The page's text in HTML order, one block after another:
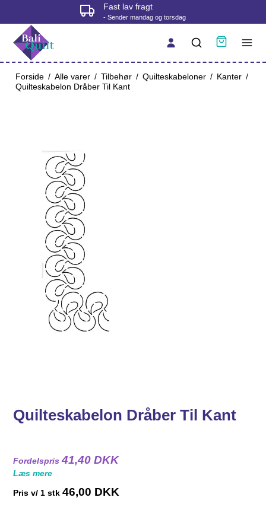
Fast lav fragt
- Sender mandag og torsdag
Forside / Alle varer / Tilbehør / Quilteskabeloner / Kanter /
Quilteskabelon Dråber Til Kant
Quilteskabelon Dråber Til Kant
Fordelspris41,40 DKK
Læs mere
Pris v/ 1 stk 46,00 DKK